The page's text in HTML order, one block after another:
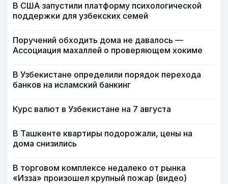
В США запустили платформу психологической
поддержки для узбекских семей
Поручений обходить дома не давалось —
Ассоциация махаллей о проверяющем хокиме
В Узбекистане определили порядок перехода
банков на исламский банкинг
Курс валют в Узбекистане на 7 августа
В Ташкенте квартиры подорожали, цены на
дома снизились
В торговом комплексе недалеко от рынка
«Изза» произошел крупный пожар (видео)